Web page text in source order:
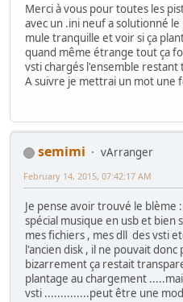
Merci à vous pour toutes les
avec un .ini neuf a solutionné
mule tranquille et voir si ça
quand même étrange tout ça
vsti chargés l'ensemble restant
A suivre je mettrai un mot une
semimi
vArranger
February 14, 2015, 07:42:17 AM
Je pense avoir trouvé le blème
spécial musique en usb et bien
mes fichiers , mes dll des vsti
l'ancien disk , il ne pouvait
bizarrement ça restait
plantage au chargement
vsti ..............peut être une